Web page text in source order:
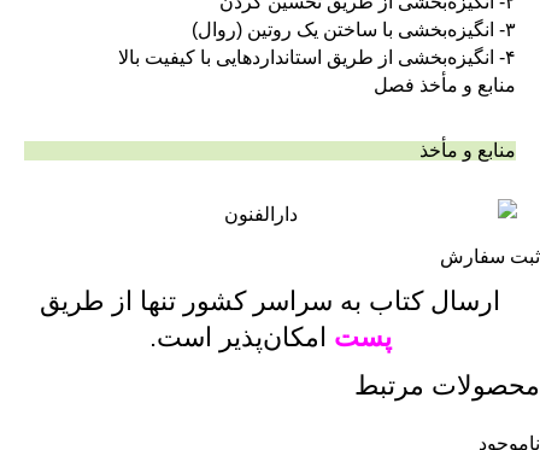
۳- انگیزه‌بخشی با ساختن یک روتین (روال)
۴- انگیزه‌بخشی از طریق استانداردهایی با کیفیت بالا
منابع و مأخذ فصل
منابع و مأخذ
ثبت سفارش
ارسال کتاب به سراسر کشور تنها از طریق
پست امکان‌پذیر است.
محصولات مرتبط
ناموجود